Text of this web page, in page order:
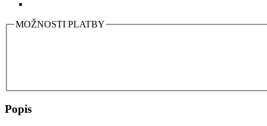
MOŽNOSTI PLATBY
Popis